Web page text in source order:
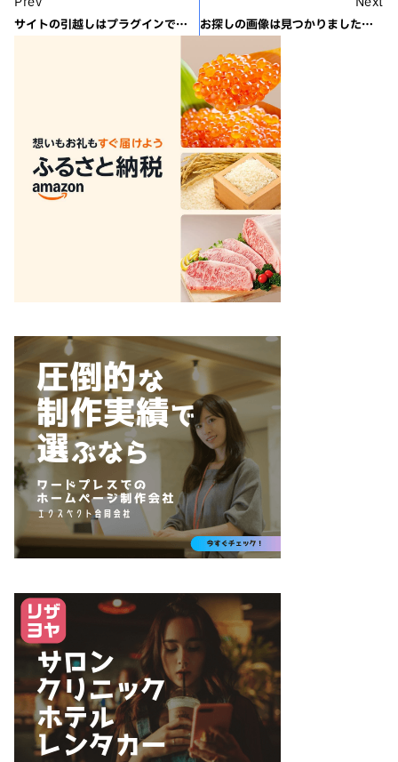
サイトの引越しはプラグインで超簡単に！ お探しの画像は見つかりましたか？